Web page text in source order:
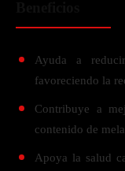
Ayuda a
favoreciendo la
Contribuye a
contenido de
Apoya la salud